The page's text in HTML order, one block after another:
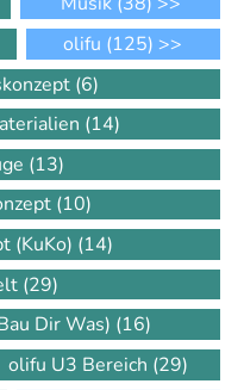
olifu (125) >>
(6)
(14)
(13)
(10)
(KuKo) (14)
(29)
Dir Was) (16)
olifu U3 Bereich (29)